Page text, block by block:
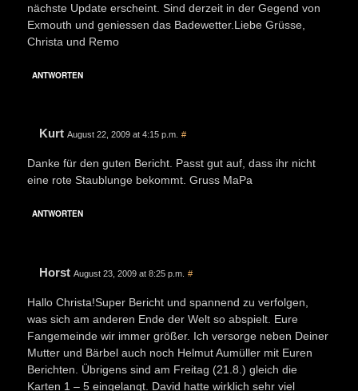
nächste Update erscheint. Sind derzeit in der Gegend von
Exmouth und geniessen das Badewetter.Liebe Grüsse,
Christa und Remo
ANTWORTEN
Kurt August 22, 2009 at 4:15 p.m. #
Danke für den guten Bericht. Passt gut auf, dass ihr nicht
eine rote Staublunge bekommt. Gruss MaPa
ANTWORTEN
Horst August 23, 2009 at 8:25 p.m. #
Hallo Christa!Super Bericht und spannend zu verfolgen,
was sich am anderen Ende der Welt so abspielt. Eure
Fangemeinde wir immer größer. Ich versorge neben Deiner
Mutter und Bärbel auch noch Helmut Aumüller mit Euren
Berichten. Übrigens sind am Freitag (21.8.) gleich die
Karten 1 – 5 eingelangt. David hatte wirklich sehr viel